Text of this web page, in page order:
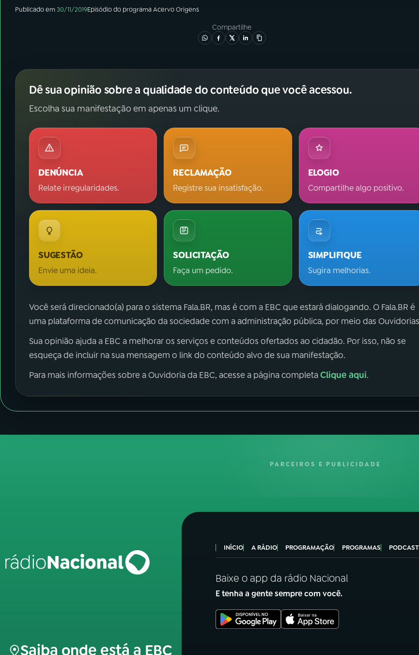
Publicado em30/11/2019Episódiodo programaAcervo Origens
Compartilhe
Dê sua opinião sobre a qualidade do conteúdo que você acessou.
Escolha sua manifestação em apenas um clique.
DENÚNCIA
Relate irregularidades.
RECLAMAÇÃO
Registre sua insatisfação.
ELOGIO
Compartilhe algo positivo.
SUGESTÃO
Envie uma ideia.
SOLICITAÇÃO
Faça um pedido.
SIMPLIFIQUE
Sugira melhorias.
Você será direcionado(a) para o sistema Fala.BR, mas é com a EBC que estará dialogando. O Fala.BR é
uma plataforma de comunicação da sociedade com a administração pública, por meio das
Sua opinião ajuda a EBC a melhorar os serviços e conteúdos ofertados ao cidadão. Por isso, não se
esqueça de incluir na sua mensagem o link do conteúdo alvo de sua manifestação.
Para mais informações sobre a Ouvidoria da EBC, acesse a página completaClique aqui.
PARCEIROS E PUBLICIDADE
Saiba onde está a EBC
INÍCIO A RÁDIO PROGRAMAÇÃO PROGRAMAS
Baixe o app da rádio Nacional
E tenha a gente sempre com você.